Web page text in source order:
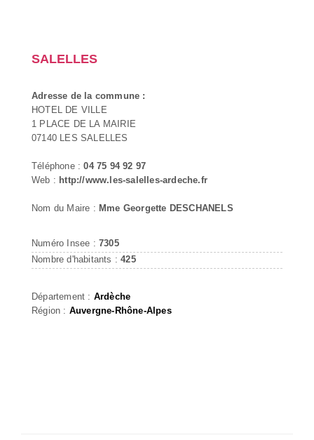
SALELLES
Adresse de la commune :
HOTEL DE VILLE
1 PLACE DE LA MAIRIE
07140 LES SALELLES
Téléphone :04 75 94 92 97
Web : http://www.les-salelles-ardeche.fr
Nom du Maire : Mme Georgette DESCHANELS
Numéro Insee : 7305
Nombre d'habitants :425
Département : Ardèche
Région : Auvergne-Rhône-Alpes